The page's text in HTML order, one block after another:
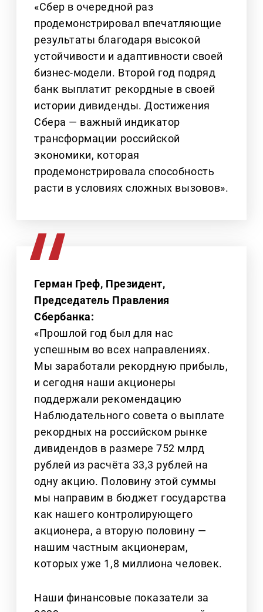
«Сбер в очередной раз
продемонстрировал впечатляющие
результаты благодаря высокой
устойчивости и адаптивности своей
бизнес-модели. Второй год подряд
банк выплатит рекордные в своей
истории дивиденды. Достижения
Сбера — важный индикатор
трансформации российской
экономики, которая
продемонстрировала способность
расти в условиях сложных вызовов».
Герман Греф, Президент,
Председатель Правления
Сбербанка:
«Прошлой год был для нас
успешным во всех направлениях.
Мы заработали рекордную прибыль,
и сегодня наши акционеры
поддержали рекомендацию
Наблюдательного совета о выплате
рекордных на российском рынке
дивидендов в размере 752 млрд
рублей из расчёта 33,3 рублей на
одну акцию. Половину этой суммы
мы направим в бюджет государства
как нашего контролирующего
акционера, а вторую половину —
нашим частным акционерам,
которых уже 1,8 миллиона человек.
Наши финансовые показатели за